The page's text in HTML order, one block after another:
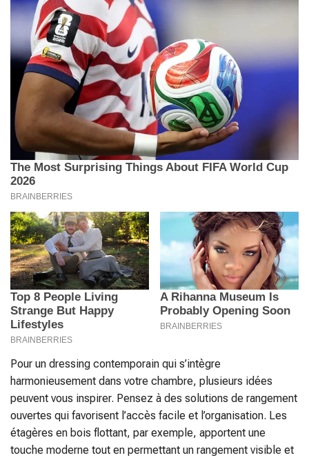
Pour un dressing contemporain qui s’intègre
harmonieusement dans votre chambre, plusieurs idées
peuvent vous inspirer. Pensez à des solutions de rangement
ouvertes qui favorisent l’accès facile et l’organisation. Les
étagères en bois flottant, par exemple, apportent une
touche moderne tout en permettant un rangement visible et